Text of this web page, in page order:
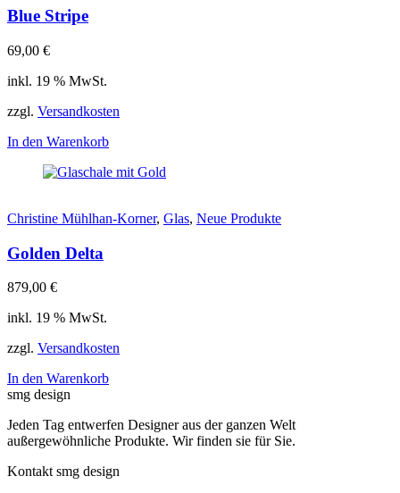
Blue Stripe
69,00 €
inkl. 19 % MwSt.
zzgl. Versandkosten
In den Warenkorb
Christine Mühlhan-Korner, Glas, Neue Produkte
Golden Delta
879,00 €
inkl. 19 % MwSt.
zzgl. Versandkosten
In den Warenkorb
smg design
Jeden Tag entwerfen Designer aus der ganzen Welt
außergewöhnliche Produkte. Wir finden sie für Sie.
Kontakt smg design